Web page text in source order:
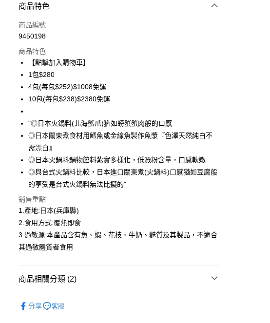
付款方式
信用卡一次付款
3 期 0 利率 每期
合作金庫商業銀行
華南商業銀行
國泰世華商業銀行
匯豐（台灣）商業銀行
華泰商業銀行
聯邦商業銀行
遠東國際商業銀行
元大商業銀行
台新國際商業銀行
中國信託商業銀行
台灣樂天信用卡公司
6 期 0 利率 每期
合作金庫商業銀行
華南商業銀行
臺灣中小企業銀行
台中商業銀行
匯豐（台灣）商業銀行
華泰商業銀行
聯邦商業銀行
元大商業銀行
永豐商業銀行
玉山商業銀行
星展（台灣）商業銀行
台灣樂天信用卡公司
LINE Pay
悠遊付
ATM付款
貨到付款
冷凍7-11取貨(快速到店，到貨後4天內需取貨)
每筆NT$150，滿NT$999(含以上)免運費
冷凍宅配-抗凍紙箱裝(可備註改保麗龍箱)
冷凍貨到付款
商品特色
商品編號
9450198
商品特色
【點擊加入購物車】
1包$280
4包(每包$252)$1008免運
10包(每包$238)$2380免運
"◎日本火鍋料(北海蟹爪)猶如螃蟹蟹肉般的口感
◎日本關東煮食材用鱈魚或金線魚製作魚漿『色澤天然純白不
需漂白』
◎日本火鍋料鍋物餡料紮實多樣化，低澱粉含量，口感軟嫩
◎與台式火鍋料比較，日本進口關東煮(火鍋料)口感猶如豆腐般
的享受是台式火鍋料無法比擬的"
銷售重點
1.產地:日本(兵庫縣)
2.食用方式:覆熱即食
3.過敏源:本產品含有魚、蝦、花枝、牛奶、麩質及其製品，不適合
其過敏體質者食用
商品相關分類 (2)
分享 客服